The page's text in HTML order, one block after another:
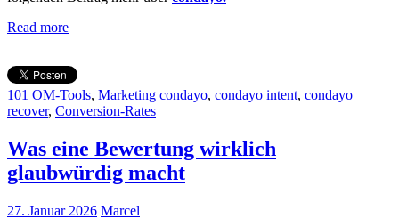
Read more
101 OM-Tools, Marketing condayo, condayo intent, condayo
recover, Conversion-Rates
Was eine Bewertung wirklich
glaubwürdig macht
27. Januar 2026 Marcel